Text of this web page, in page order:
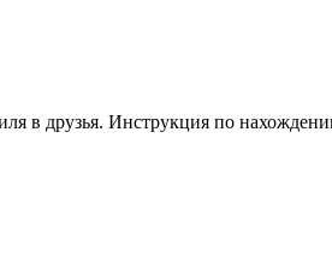
в друзья. Инструкция по